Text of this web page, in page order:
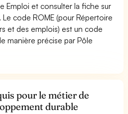
Emploi et consulter la fiche sur
. Le code ROME (pour Répertoire
et des emplois) est un code
manière précise par Pôle
pour le métier de
durable